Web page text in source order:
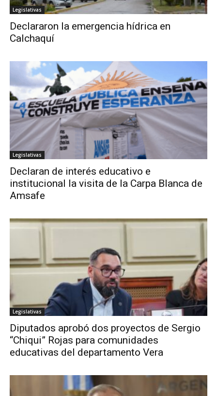
Legislativas
Declararon la emergencia hídrica en
Calchaquí
Legislativas
Declaran de interés educativo e
institucional la visita de la Carpa Blanca de
Amsafe
Legislativas
Diputados aprobó dos proyectos de Sergio
“Chiqui” Rojas para comunidades
educativas del departamento Vera